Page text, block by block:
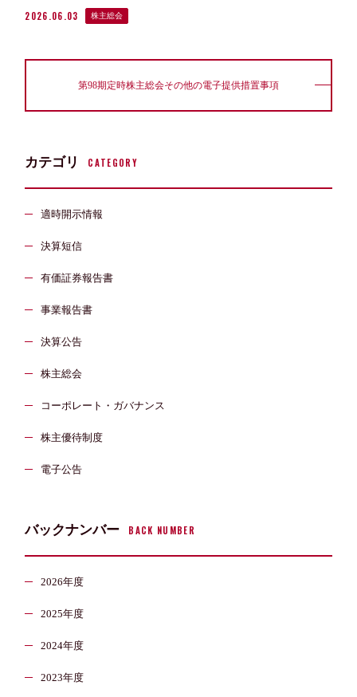
2026.06.03 株主総会
第98期定時株主総会その他の電子提供措置事項
カテゴリ CATEGORY
適時開示情報
決算短信
有価証券報告書
事業報告書
決算公告
株主総会
コーポレート・ガバナンス
株主優待制度
電子公告
バックナンバー BACK NUMBER
2026年度
2025年度
2024年度
2023年度